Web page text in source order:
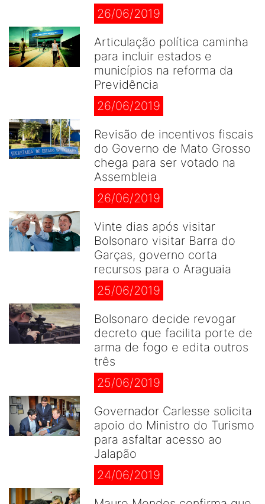
26/06/2019
Articulação política caminha
para incluir estados e
municípios na reforma da
Previdência
26/06/2019
Revisão de incentivos fiscais
do Governo de Mato Grosso
chega para ser votado na
Assembleia
26/06/2019
Vinte dias após visitar
Bolsonaro visitar Barra do
Garças, governo corta
recursos para o Araguaia
25/06/2019
Bolsonaro decide revogar
decreto que facilita porte de
arma de fogo e edita outros
três
25/06/2019
Governador Carlesse solicita
apoio do Ministro do Turismo
para asfaltar acesso ao
Jalapão
24/06/2019